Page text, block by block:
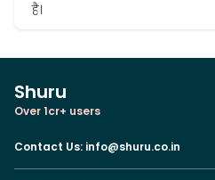
है।
Shuru
Over 1cr+ users
Contact Us: info@shuru.co.in